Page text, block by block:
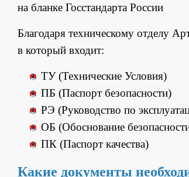
на бланке Госстандарта России
Благодаря техническому отделу
в который входит:
ТУ (Технические Условия)
ПБ (Паспорт безопасности)
РЭ (Руководство по
ОБ (Обоснование
ПК (Паспорт качества)
Какие документы